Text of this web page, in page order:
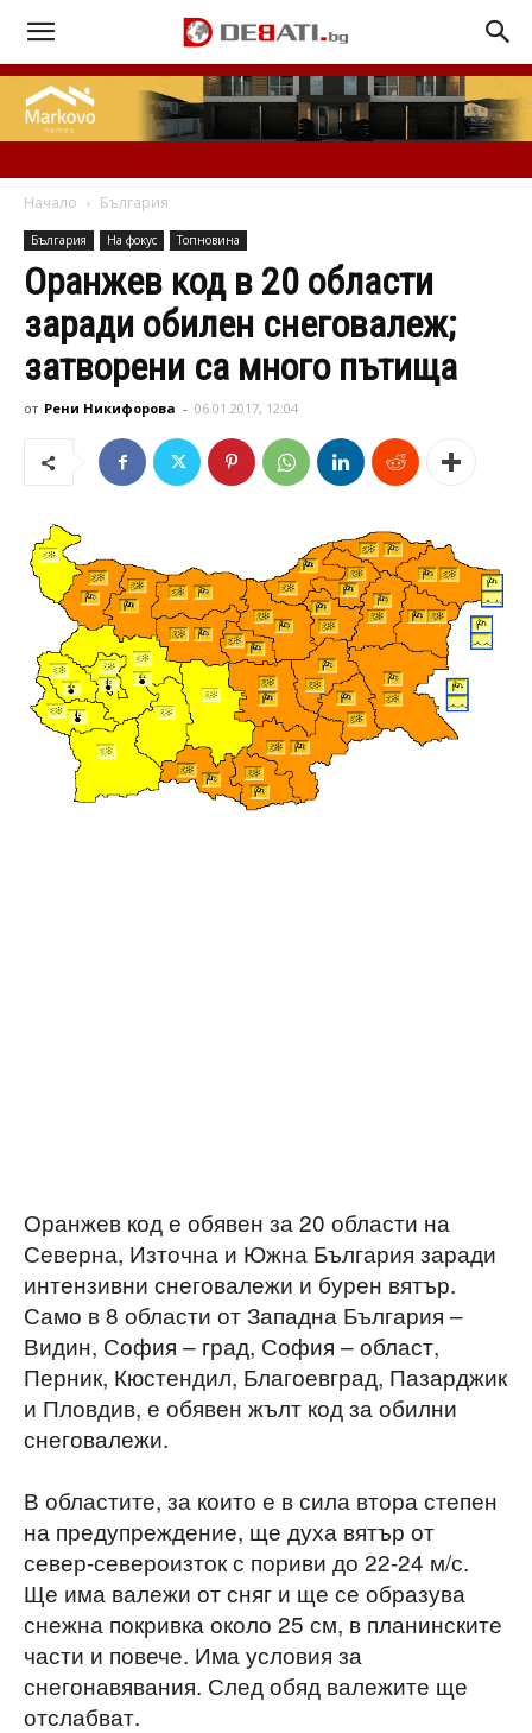
Начало България
България На фокус Топновина
Оранжев код в 20 области
заради обилен снеговалеж;
затворени са много пътища
от Рени Никифорова - 06.01.2017, 12:04
Оранжев код е обявен за 20 области на
Северна, Източна и Южна България заради
интензивни снеговалежи и бурен вятър.
Само в 8 области от Западна България –
Видин, София – град, София – област,
Перник, Кюстендил, Благоевград, Пазарджик
и Пловдив, е обявен жълт код за обилни
снеговалежи.
В областите, за които е в сила втора степен
на предупреждение, ще духа вятър от
север-североизток с пориви до 22-24 м/с.
Ще има валежи от сняг и ще се образува
снежна покривка около 25 см, в планинските
части и повече. Има условия за
снегонавявания. След обяд валежите ще
отслабват.